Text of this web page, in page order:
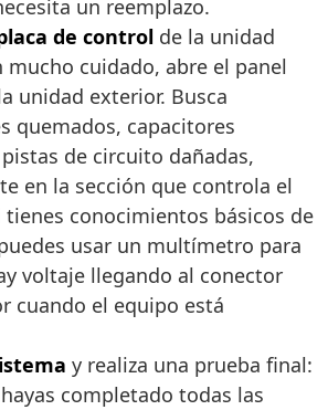
un reemplazo.
de control de la unidad
mucho cuidado, abre el panel
unidad exterior. Busca
quemados, capacitores
de circuito dañadas,
en la sección que controla el
tienes conocimientos básicos de
usar un multímetro para
voltaje llegando al conector
cuando el equipo está
y realiza una prueba final:
completado todas las